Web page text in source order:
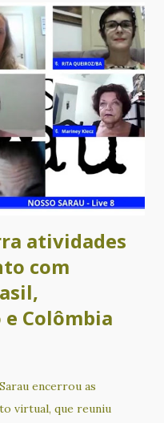
atividades
com
Colômbia
encerrou as
virtual, que reuniu